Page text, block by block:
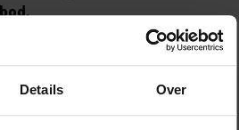
Details Over
komen 10 sprekers aan
worden ingeleid door
Brijssinck en Lode